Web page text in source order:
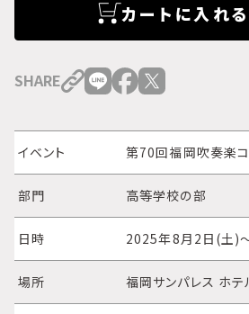
カートに入れる
SHARE
イベント 第70回福岡吹奏楽
部門 高等学校の部
日時 2025年8月2日(土)
場所 福岡サンパレス ホ